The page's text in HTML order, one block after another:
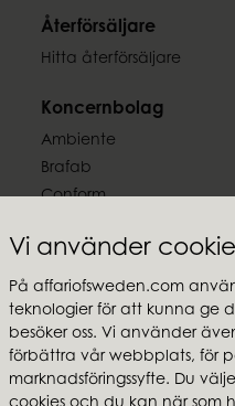
Vi använder
På affariofsweden.com
teknologier för att kunna ge
besöker oss. Vi använder
förbättra vår webbplats, för
marknadsföringssyfte. Du
Återförsäljare
Hitta återförsäljare
Koncernbolag
Ambiente
Brafab
Conform
MTI
Följ oss